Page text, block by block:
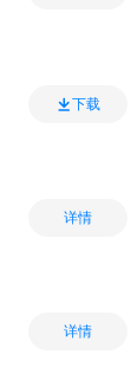
下载
详情
详情